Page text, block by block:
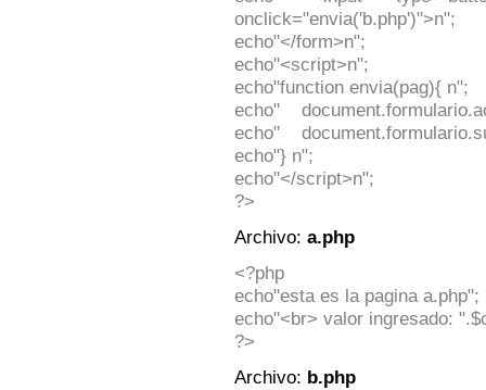
onclick="envia('b.php')">n";
echo"</form>n";
echo"<script>n";
echo"function envia(pag){ n";
echo"
echo"
echo"} n";
echo"</script>n";
?>
Archivo: a.php
<?php
echo"esta es la pagina a.php";
echo"<br> valor ingresado:
?>
Archivo: b.php